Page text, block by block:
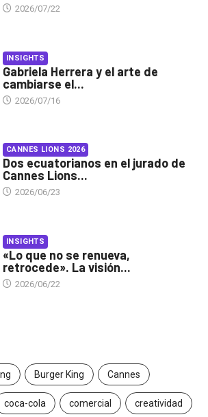
2026/07/22
INSIGHTS
Gabriela Herrera y el arte de
cambiarse el...
2026/07/16
CANNES LIONS 2026
Dos ecuatorianos en el jurado de
Cannes Lions...
2026/06/23
INSIGHTS
«Lo que no se renueva,
retrocede». La visión...
2026/06/22
Burger King Cannes
coca-cola comercial creatividad